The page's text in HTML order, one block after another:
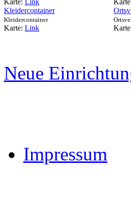
Karte: Link
Kleidercontainer
Kleidercontainer
Karte: Link
Neue
Impressum